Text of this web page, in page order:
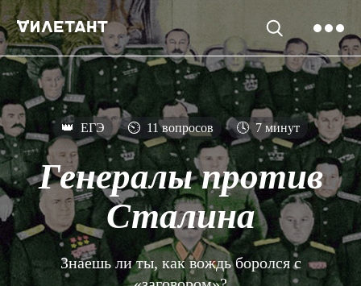
👑 ЕГЭ ⏲ 11 вопросов 🕓 7 минут
Генералы против
Сталина
Знаешь ли ты, как вождь боролся с